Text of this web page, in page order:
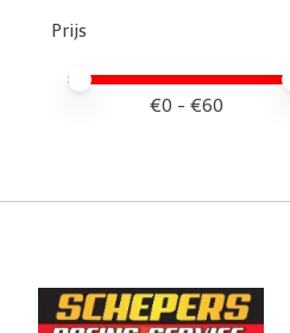
Prijs
Minimale prijswaarde
Price maximum value
€0 - €60